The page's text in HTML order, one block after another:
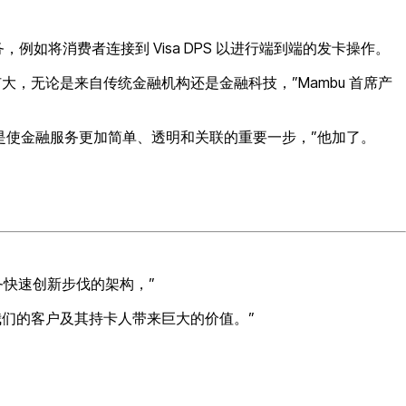
例如将消费者连接到 Visa DPS 以进行端到端的发卡操作。
，无论是来自传统金融机构还是金融科技，”Mambu 首席产
金融服务更加简单、透明和关联的重要一步，”他加了。
速创新步伐的架构，”
的客户及其持卡人带来巨大的价值。”